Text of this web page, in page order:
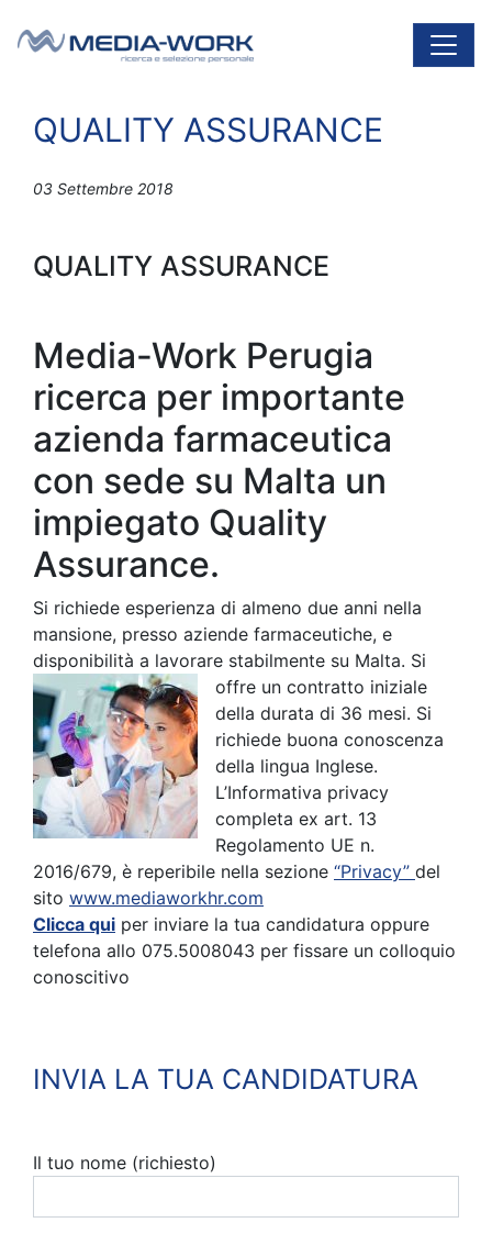
Navigazione principale
QUALITY ASSURANCE
03 Settembre 2018
QUALITY ASSURANCE
Media-Work Perugia
ricerca per importante
azienda farmaceutica
con sede su Malta un
impiegato Quality
Assurance.
Si richiede esperienza di almeno due anni nella
mansione, presso aziende farmaceutiche, e
disponibilità a lavorare stabilmente su Malta. Si
offre un contratto iniziale
della durata di 36 mesi. Si
richiede buona conoscenza
della lingua Inglese.
L’Informativa privacy
completa ex art. 13
Regolamento UE n.
2016/679, è reperibile nella sezione “Privacy” del
sito www.mediaworkhr.com
Clicca qui per inviare la tua candidatura oppure
telefona allo 075.5008043 per fissare un colloquio
conoscitivo
INVIA LA TUA CANDIDATURA
Il tuo nome (richiesto)